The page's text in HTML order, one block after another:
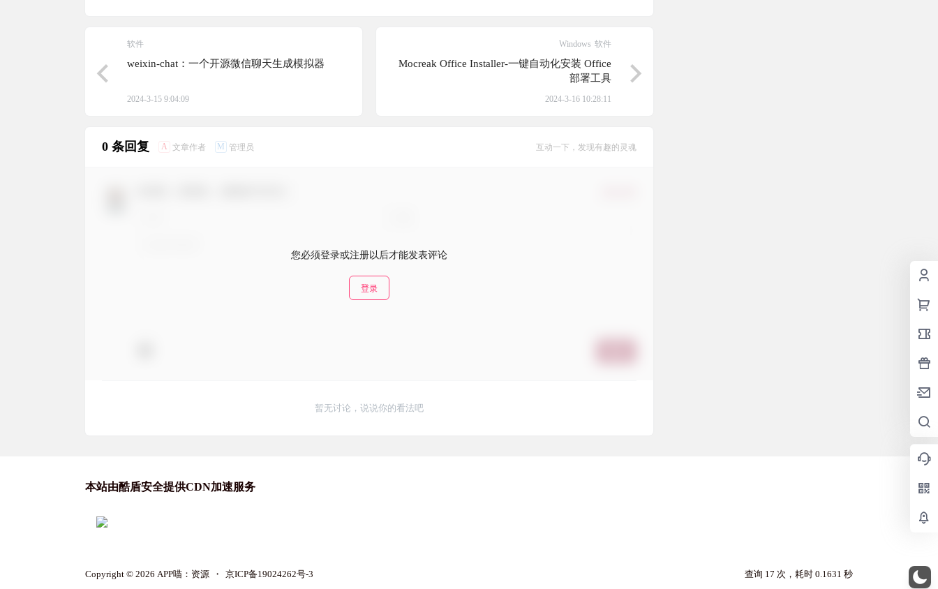
软件
weixin-chat：一个开源微信聊天生成模拟器
2024-3-15 9:04:09
Windows 软件
Mocreak Office Installer-一键自动化安装 Office
部署工具
2024-3-16 10:28:11
0 条回复 A 文章作者 M 管理员 互动一下，发现有趣的灵魂
您必须登录或注册以后才能发表评论
登录
暂无讨论，说说你的看法吧
本站由酷盾安全提供CDN加速服务
Copyright © 2026 APP喵：资源 ・ 京ICP备19024262号-3 查询 17 次，耗时 0.1631 秒